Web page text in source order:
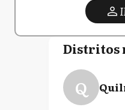
Distritos
Q